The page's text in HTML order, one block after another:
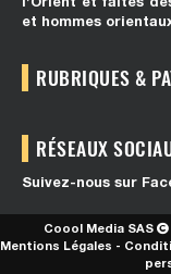
et hommes
RUBRIQUES &
RÉSEAUX
Suivez-nous sur
Coool Media SAS
Mentions Légales -